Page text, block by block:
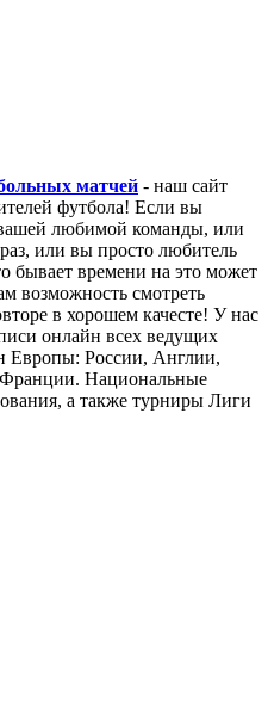
матчей - наш сайт
футбола! Если вы
любимой команды, или
или вы просто любитель
бывает времени на это может
возможность смотреть
в хорошем качесте! У нас
онлайн всех ведущих
Европы: России, Англии,
Национальные
а также турниры Лиги